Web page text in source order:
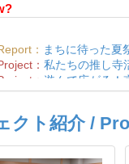
クト紹介 /